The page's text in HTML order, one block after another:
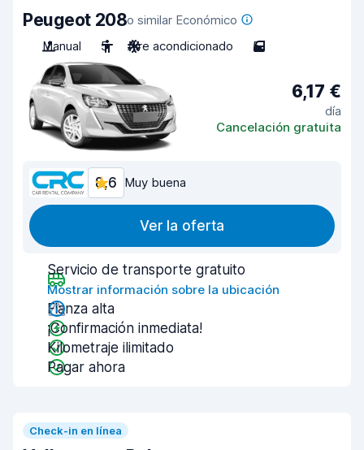
Peugeot 208o similar Económico
Manual
5 Aire acondicionado 5
6,17 €
día
Cancelación gratuita
8,6 Muy buena
Ver la oferta
Servicio de transporte gratuito
Mostrar información sobre la ubicación
Fianza alta
¡Confirmación inmediata!
Kilometraje ilimitado
Pagar ahora
Check-in en línea